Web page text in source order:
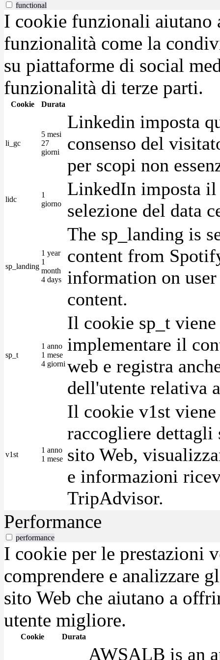
functional
I cookie funzionali aiutano
funzionalità come la
su piattaforme di social
funzionalità di terze parti.
Cookie Durata
li_gc
5 mesi
27
giorni
Linkedin imposta
consenso del
per scopi non
lidc
1
giorno
LinkedIn imposta
selezione del data
sp_landing
1 year
1
month
4 days
The sp_landing is
content from
information on
content.
sp_t
1 anno
1 mese
4 giorni
Il cookie sp_t
implementare il
web e registra
dell'utente relativa
v1st
1 anno
1 mese
Il cookie v1st
raccogliere
sito Web,
e informazioni
TripAdvisor.
Performance
performance
I cookie per le prestazioni
comprendere e analizzare
sito Web che aiutano a
utente migliore.
Cookie Durata
AWSALB is an